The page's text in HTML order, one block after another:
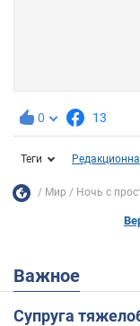
0 13
Теги
Мир Ночь с
Важное
Супруга